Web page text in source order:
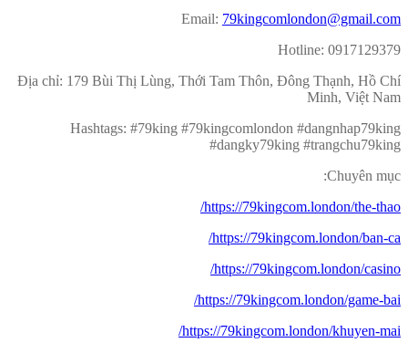
Email: 79kingcomlondon@gmail.com
Hotline: 0917129379
Địa chỉ: 179 Bùi Thị Lùng, Thới Tam Thôn, Đông Thạnh, Hồ Chí
Minh, Việt Nam
Hashtags: #79king #79kingcomlondon #dangnhap79king
#dangky79king #trangchu79king
Chuyên mục:
https://79kingcom.london/the-thao/
https://79kingcom.london/ban-ca/
https://79kingcom.london/casino/
https://79kingcom.london/game-bai/
https://79kingcom.london/khuyen-mai/